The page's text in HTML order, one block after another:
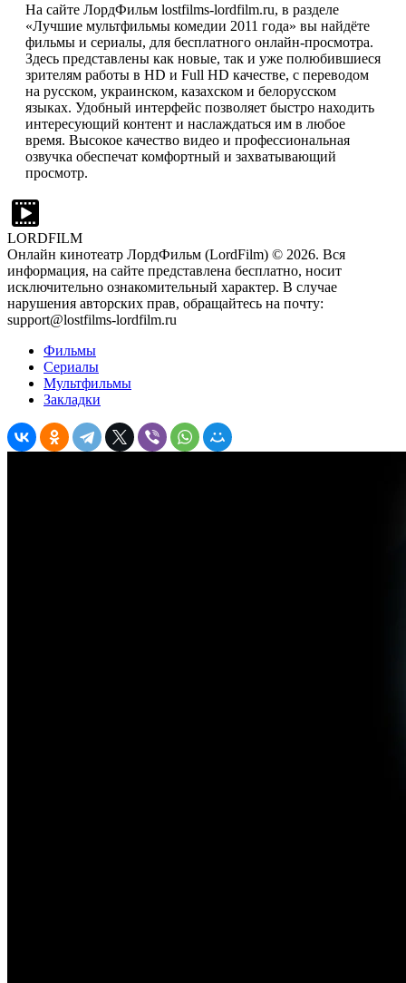
На сайте ЛордФильм lostfilms-lordfilm.ru, в разделе
«Лучшие мультфильмы комедии 2011 года» вы найдёте
фильмы и сериалы, для бесплатного онлайн-просмотра.
Здесь представлены как новые, так и уже полюбившиеся
зрителям работы в HD и Full HD качестве, с переводом
на русском, украинском, казахском и белорусском
языках. Удобный интерфейс позволяет быстро находить
интересующий контент и наслаждаться им в любое
время. Высокое качество видео и профессиональная
озвучка обеспечат комфортный и захватывающий
просмотр.
LORDFILM
Онлайн кинотеатр ЛордФильм (LordFilm) © 2026. Вся
информация, на сайте представлена бесплатно, носит
исключительно ознакомительный характер. В случае
нарушения авторских прав, обращайтесь на почту:
support@lostfilms-lordfilm.ru
Фильмы
Сериалы
Мультфильмы
Закладки